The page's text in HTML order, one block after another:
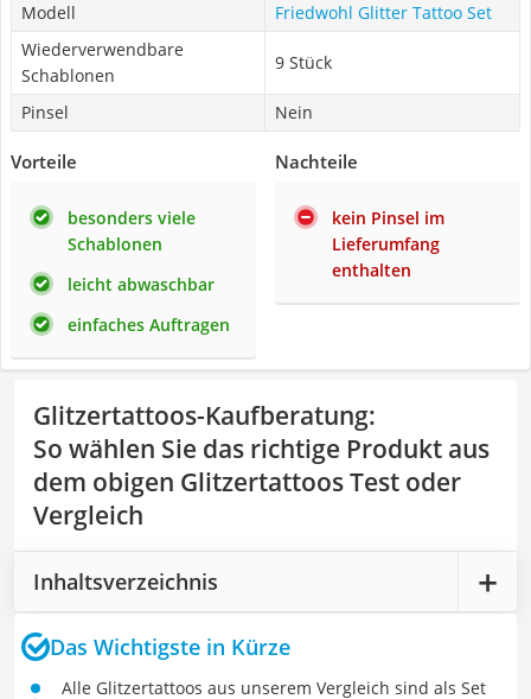
Modell
Friedwohl Glitter Tattoo Set
Wiederverwendbare
Schablonen
9 Stück
Pinsel Nein
Vorteile
besonders viele
Schablonen
leicht abwaschbar
einfaches Auftragen
Nachteile
kein Pinsel im
Lieferumfang
enthalten
Glitzertattoos-Kaufberatung:
So wählen Sie das richtige Produkt aus
dem obigen Glitzertattoos Test oder
Vergleich
Inhaltsverzeichnis
Das Wichtigste in Kürze
Alle Glitzertattoos aus unserem Vergleich sind als Set